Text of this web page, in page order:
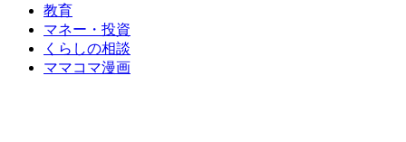
教育
マネー・投資
くらしの相談
ママコマ漫画